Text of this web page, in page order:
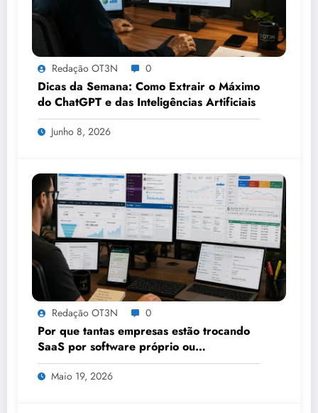
Redação OT3N 0
Dicas da Semana: Como Extrair o Máximo
do ChatGPT e das Inteligências Artificiais
Junho 8, 2026
Redação OT3N 0
Por que tantas empresas estão trocando
SaaS por software próprio ou
plataformas que permitem
customizações?
Maio 19, 2026